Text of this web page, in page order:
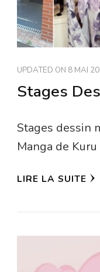
UPDATED ON 8 MAI
Stages
Stages dessin
Manga de
LIRE LA SUITE